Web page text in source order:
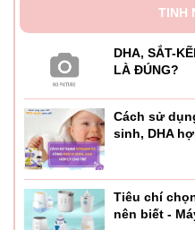
TINH
DHA, SẮT-
LÀ ĐÚNG?
Cách sử
sinh, DHA
Tiêu chí
nên biết -